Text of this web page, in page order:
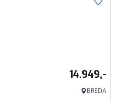
14.949,-
BREDA